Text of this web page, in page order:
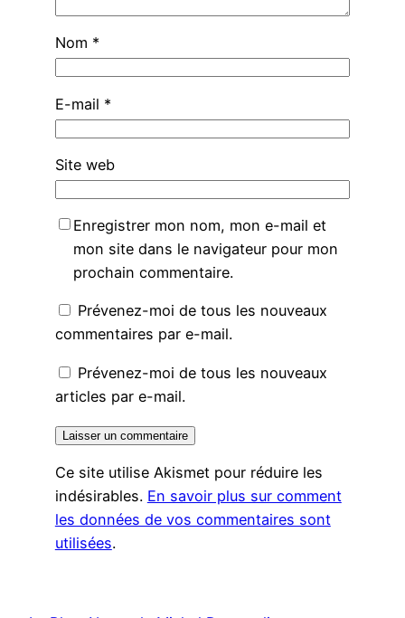
Nom *
E-mail *
Site web
Enregistrer mon nom, mon e-mail et
mon site dans le navigateur pour mon
prochain commentaire.
Prévenez-moi de tous les nouveaux
commentaires par e-mail.
Prévenez-moi de tous les nouveaux
articles par e-mail.
Ce site utilise Akismet pour réduire les
indésirables. En savoir plus sur comment
les données de vos commentaires sont
utilisées.